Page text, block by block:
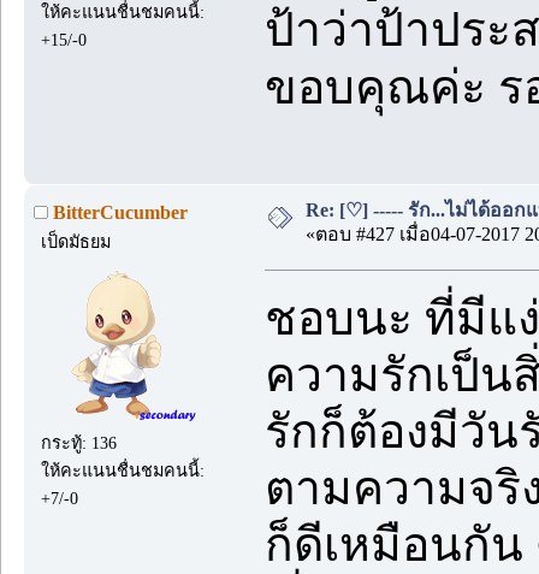
ให้คะแนนชื่นชมคนนี้:
+15/-0
ป้าว่าป้าประ
ขอบคุณค่ะ ร
BitterCucumber
เป็ดมัธยม
กระทู้: 136
ให้คะแนนชื่นชมคนนี้:
+7/-0
Re: [♡] ----- รัก...ไม่ได้ออกแ
«ตอบ #427 เมื่อ04-07-2017
ชอบนะ ที่มีแ
ความรักเป็น
รักก็ต้องมีวัน
ตามความจริ
ก็ดีเหมือนกั